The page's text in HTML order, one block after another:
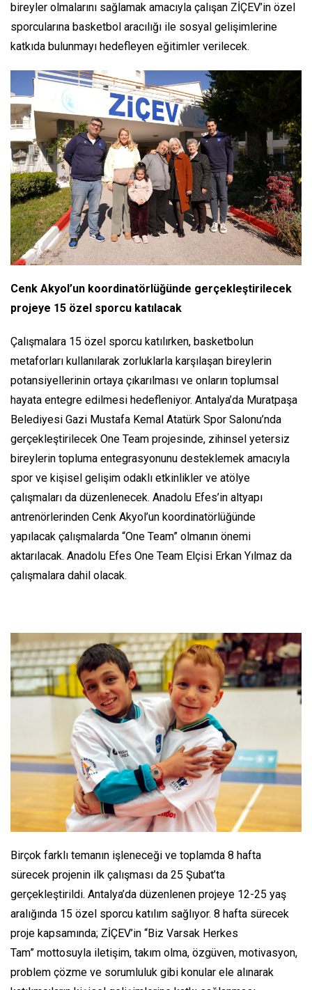
bireyler olmalarını sağlamak amacıyla çalışan ZİÇEV’in özel
sporcularına basketbol aracılığı ile sosyal gelişimlerine
katkıda bulunmayı hedefleyen eğitimler verilecek.
Cenk Akyol’un koordinatörlüğünde gerçekleştirilecek
projeye 15 özel sporcu katılacak
Çalışmalara 15 özel sporcu katılırken, basketbolun
metaforları kullanılarak zorluklarla karşılaşan bireylerin
potansiyellerinin ortaya çıkarılması ve onların toplumsal
hayata entegre edilmesi hedefleniyor. Antalya’da Muratpaşa
Belediyesi Gazi Mustafa Kemal Atatürk Spor Salonu’nda
gerçekleştirilecek One Team projesinde, zihinsel yetersiz
bireylerin topluma entegrasyonunu desteklemek amacıyla
spor ve kişisel gelişim odaklı etkinlikler ve atölye
çalışmaları da düzenlenecek. Anadolu Efes’in altyapı
antrenörlerinden Cenk Akyol’un koordinatörlüğünde
yapılacak çalışmalarda “One Team” olmanın önemi
aktarılacak. Anadolu Efes One Team Elçisi Erkan Yılmaz da
çalışmalara dahil olacak.
Birçok farklı temanın işleneceği ve toplamda 8 hafta
sürecek projenin ilk çalışması da 25 Şubat’ta
gerçekleştirildi. Antalya’da düzenlenen projeye 12-25 yaş
aralığında 15 özel sporcu katılım sağlıyor. 8 hafta sürecek
proje kapsamında; ZİÇEV’in “Biz Varsak Herkes
Tam” mottosuyla iletişim, takım olma, özgüven, motivasyon,
problem çözme ve sorumluluk gibi konular ele alınarak